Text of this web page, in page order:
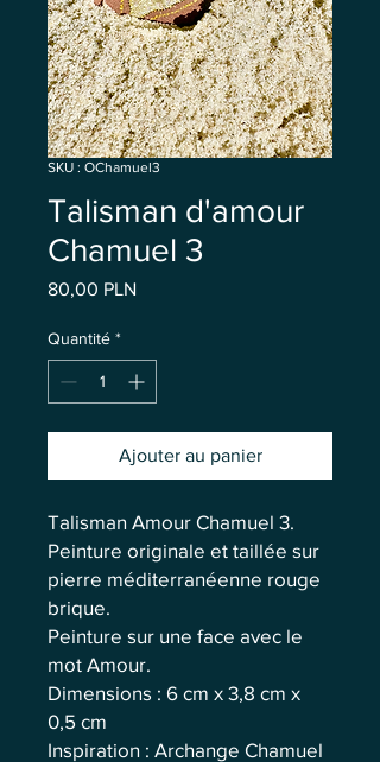
SKU : OChamuel3
Talisman d'amour
Chamuel 3
80,00 PLN
Quantité *
Ajouter au panier
Talisman Amour Chamuel 3.
Peinture originale et taillée sur
pierre méditerranéenne rouge
brique.
Peinture sur une face avec le
mot Amour.
Dimensions : 6 cm x 3,8 cm x
0,5 cm
Inspiration : Archange Chamuel